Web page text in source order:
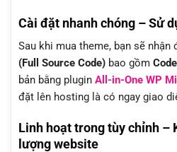
Cài đặt nhanh chóng – Sử
Sau khi mua theme, bạn sẽ nhận
(Full Source Code) bao gồm
bản bằng plugin All-in-One WP
đặt lên hosting là có ngay giao
Linh hoạt trong tùy chỉnh –
lượng website